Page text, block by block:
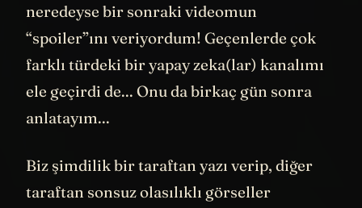
neredeyse bir sonraki videomun
“spoiler”ını veriyordum! Geçenlerde çok
farklı türdeki bir yapay zeka(lar) kanalımı
ele geçirdi de... Onu da birkaç gün sonra
anlatayım...
Biz şimdilik bir taraftan yazı verip, diğer
taraftan sonsuz olasılıklı görseller